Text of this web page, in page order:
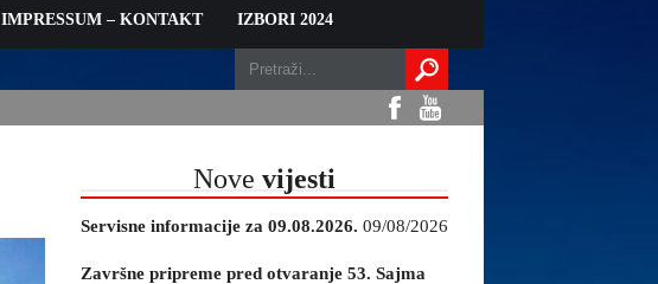
IMPRESSUM – KONTAKT IZBORI 2024
Nove vijesti
Servisne informacije za 09.08.2026. 09/08/2026
Završne pripreme pred otvaranje 53. Sajma